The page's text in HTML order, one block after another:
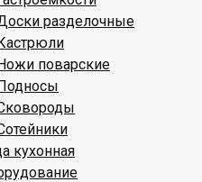
разделочные
поварские
кухонная